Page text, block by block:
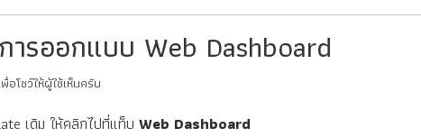
ารออกแบบ Web Dashboard
โชว์ให้ผู้ใช้เห็นครับ
เดิม ให้คลิกไปที่แท็บ Web Dashboard